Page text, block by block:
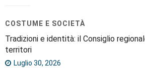
COSTUME E SOCIETÀ
Tradizioni e identità: il Consiglio
territori
Luglio 30, 2026